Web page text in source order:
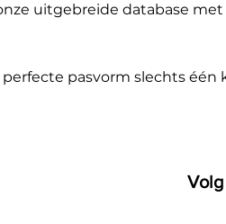
uitgebreide database
pasvorm slechts één